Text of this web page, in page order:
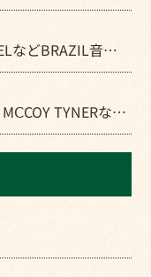
などBRAZIL音楽
TYNERなど